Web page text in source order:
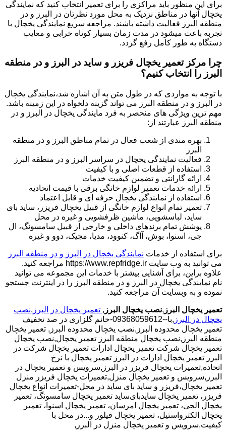
برای این منظور باید مراکزی را برای تعمیر انتخاب کنید که نمایندگی
یخچال آنها در مناطق نزدیک به محل مورد نظرتان در البرز و در
منطقه البرز فعالیت داشته باشند. مراجعه سریع نمایندگی یخچال با
تجربه باعث میشود در مدت زمان بسیار کوتاه خرابی و معایب
دستگاه به طور کامل رفع گردد.
چرا مرکز تعمیر یخچال فریزر و ساید در البرز و در منطقه
البرز را انتخاب کنیم؟
با توجه به مواردی که در طول متن به آن اشاره شد،نمایندگی یخچال
در البرز و در منطقه البرز می تواند گزینه دلخواه در این زمینه باشد.
مهم ترین ویژگی های منحصر به فرد مایندگی یخچال در البرز و در
منطقه البرز عبارتند از:
بهره مندی از شعب فعال در تمام مناطق البرز و در منطقه
البرز
فعالیت نمایندگی یخچال در سراسر البرز و در منطقه البرز
استفاده از قطعات اصلی و با کیفیت
ارائه گارانتی و تضمین کیفیت خدمات
ارائه خدمات تعمیر لوازم خانگی برقی با قیمت اتحادیه
استفاده از نمایندگی یخچال حرفه ای و قابل اعتماد
تعمیر تمام انواع لوازم خانگی از قبیل یخچال فریزر، ساید بای
ساید، لباسشویی، ماشین ظرفشویی و غیره در محل
پوشش تمام برندهای داخلی و خارجی از قبیل سامسونگ، ال
جی، اسنوا، بوش، آاگ، کنوود، مدیا، مجیک، دوو و غیره
برای استفاده از خدمات نمایندگی یخچال در البرز و در منطقه البرز
می توانید به وب سایت https://www.repfridge.ir مراجعه کنید.
علاوه براین، برای آشنایی بیشتر با خدمات این مجموعه می توانید
نام نمایندگی یخچال در البرز و در منطقه البرز را در اینترنت جستجو
نموده و به وبسایت آن مراجعه کنید.
تعمیر یخچال البرز ,نصب یخچال البرز , تعمیر یخچال در البرز ,نصب
یخچال در البرز
,با--09368059612-خانم گلزاری در صد تخفیف
تعمیر یخچال محدوده البرز,نصب یخچال محدوده البرز, تعمیر یخچال
منطقه البرز,نصب یخچال منطقه البرز تعمیر یخچال,نصب یخچال
تعمیر یخچال شرکت تعمیر یخچال ادارات تعمیر یخچال شرکت در
البرز تعمیر یخچال ادارات در البرز تعمیر یخچال با نرخ
اتحاده,تعمیرات یخچال فریزر در البرز,سرویس و تعمیر یخچال در
البرز,سرویس و تعمیر یخچال منزل,تعمیرات یخچال فریزر منزل
تعمیر یخچال،فریزر و ساید بای ساید در محل-تعمیرات انواع یخچال
فریزر، تعمیر یخچال سایدبای‌ساید تعمیر یخچال سامسونگ، تعمیر
یخچال الجی، تعمیر یخچال امرسان، تعمیر یخچال اسنوا، تعمیر
یخچال الکترواستیل، تعمیر یخچال فیلور و...در محل با
کیفیت,سرویس و تعمیر یخچال منزل در البرز,